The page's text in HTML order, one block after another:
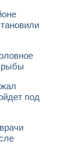
рыбы
под